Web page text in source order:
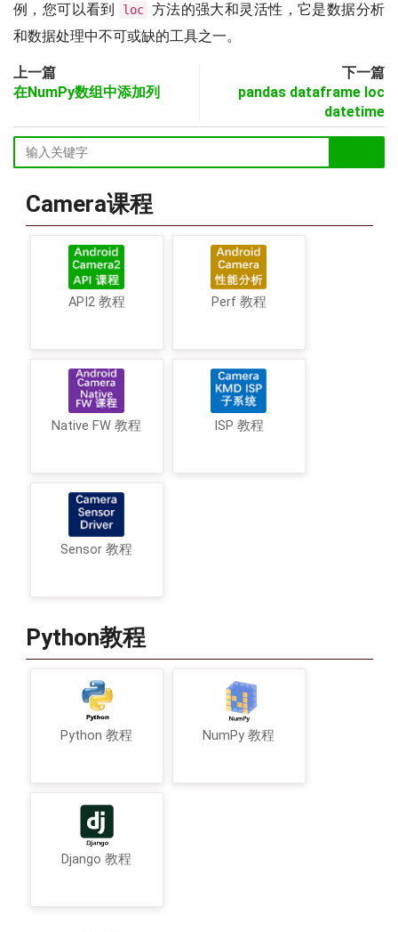
例，您可以看到
loc 方法的强大和灵活性，它是数据分析
和数据处理中不可或缺的工具之一。
上一篇
在NumPy数组中添加列
下一篇
pandas dataframe loc
datetime
Camera课程
API2 教程 Perf 教程
Native FW 教程 ISP 教程
Sensor 教程
Python教程
Python 教程 NumPy 教程
Django 教程